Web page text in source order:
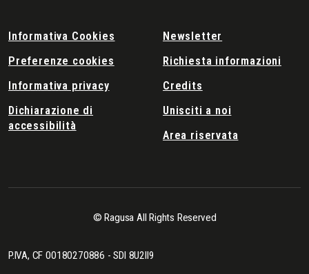
Informativa Cookies
Preferenze cookies
Informativa privacy
Dichiarazione di
accessibilità
Newsletter
Richiesta informazioni
Credits
Unisciti a noi
Area riservata
© Ragusa All Rights Reserved
P.IVA, CF 00180270886 - SDI 8U2II9